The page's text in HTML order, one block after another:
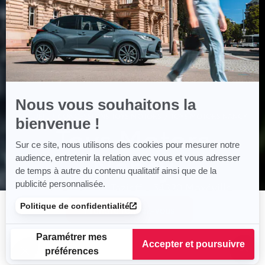
Axeptio
Nous vous souhaitons la
bienvenue !
Sur ce site, nous utilisons des cookies pour mesurer notre
audience, entretenir la relation avec vous et vous adresser
de temps à autre du contenu qualitatif ainsi que de la
publicité personnalisée.
Politique de confidentialité
Paramétrer mes
préférences
Accepter et poursuivre
ACCUEIL
Toys Motors
Nancy
74 Rue Haroun Tazieff - 54320 Maxéville
Tél.: 03 83 21 43 43
Prendre rendez-vous